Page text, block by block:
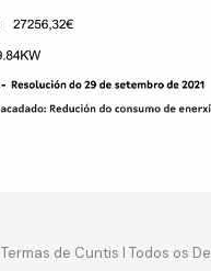
Termas de Cuntis I Todos os